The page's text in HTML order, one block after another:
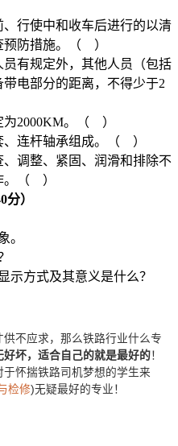
行使中和收车后进行的以清
预防措施。（ ）
有规定外，其他人员（包括
电部分的距离，不得少于2
为2000KM。（ ）
、连杆轴承组成。（ ）
调整、紧固、润滑和排除不
。（ ）
）
。
示方式及其意义是什么？
不应求，那么铁路行业什么专
好坏，适合自己的就是最好的！
怀揣铁路司机梦想的学生来
检修)无疑最好的专业！